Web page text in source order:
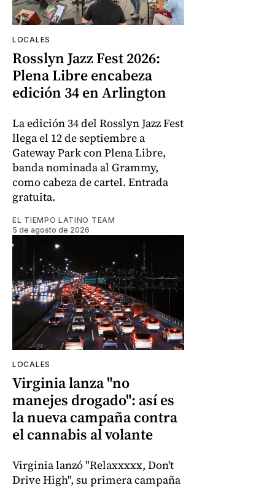
LOCALES
Rosslyn Jazz Fest 2026:
Plena Libre encabeza
edición 34 en Arlington
La edición 34 del Rosslyn Jazz Fest
llega el 12 de septiembre a
Gateway Park con Plena Libre,
banda nominada al Grammy,
como cabeza de cartel. Entrada
gratuita.
EL TIEMPO LATINO TEAM
5 de agosto de 2026
LOCALES
Virginia lanza "no
manejes drogado": así es
la nueva campaña contra
el cannabis al volante
Virginia lanzó "Relaxxxxx, Don't
Drive High", su primera campaña